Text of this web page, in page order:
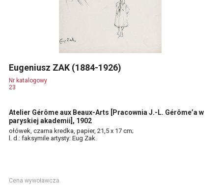
Eugeniusz ZAK (1884-1926)
Nr katalogowy
23
Atelier Gérôme aux Beaux-Arts [Pracownia J.-L. Gérôme’a w
paryskiej akademii], 1902
ołówek, czarna kredka, papier, 21,5 x 17 cm;
l. d.: faksymile artysty: Eug Zak.
Cena wywoławcza.